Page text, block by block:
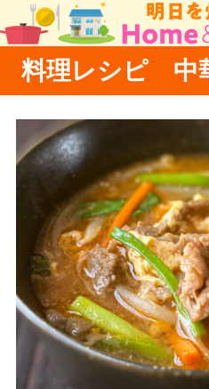
料理レシピ 中